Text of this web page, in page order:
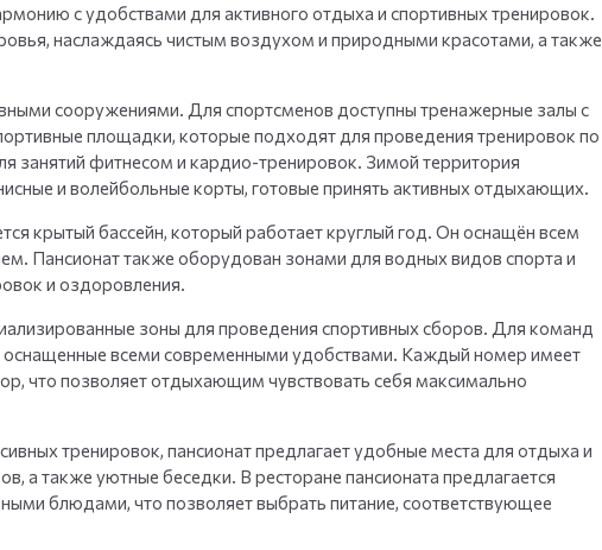
с удобствами для активного отдыха и спортивных тренировок.
наслаждаясь чистым воздухом и природными красотами, а также
сооружениями. Для спортсменов доступны тренажерные залы с
площадки, которые подходят для проведения тренировок по
занятий фитнесом и кардио-тренировок. Зимой территория
и волейбольные корты, готовые принять активных отдыхающих.
крытый бассейн, который работает круглый год. Он оснащён всем
Пансионат также оборудован зонами для водных видов спорта и
и оздоровления.
зоны для проведения спортивных сборов. Для команд
всеми современными удобствами. Каждый номер имеет
что позволяет отдыхающим чувствовать себя максимально
тренировок, пансионат предлагает удобные места для отдыха и
а также уютные беседки. В ресторане пансионата предлагается
блюдами, что позволяет выбрать питание, соответствующее